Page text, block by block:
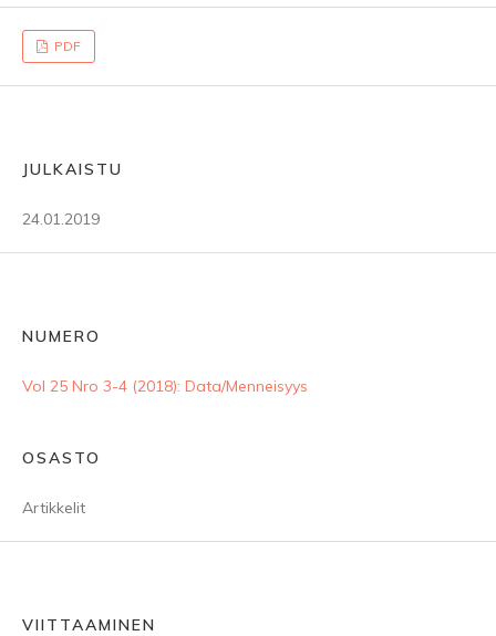
PDF
JULKAISTU
24.01.2019
NUMERO
Vol 25 Nro 3-4 (2018): Data/Menneisyys
OSASTO
Artikkelit
VIITTAAMINEN